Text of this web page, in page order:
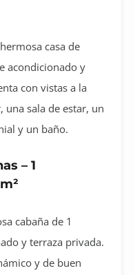
casa de
acondicionado y
con vistas a la
una sala de estar, un
y un baño.
– 1
cabaña de 1
y terraza privada.
y de buen